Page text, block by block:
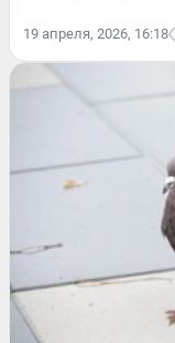
19 апреля, 2026, 16:18